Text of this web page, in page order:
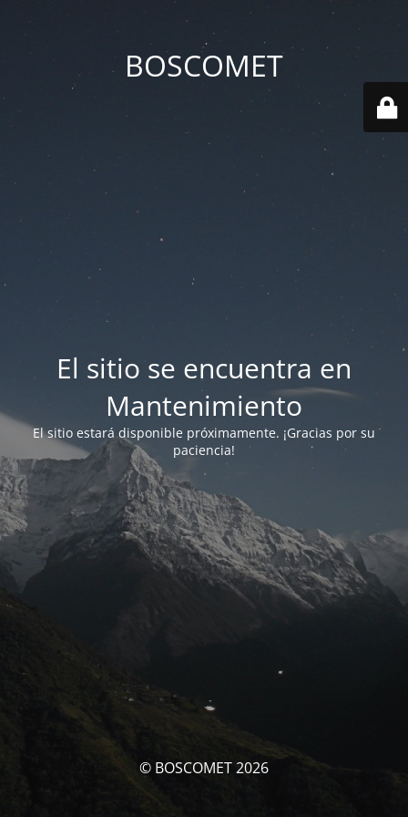
BOSCOMET
El sitio se encuentra en
Mantenimiento
El sitio estará disponible próximamente. ¡Gracias por su
paciencia!
© BOSCOMET 2026